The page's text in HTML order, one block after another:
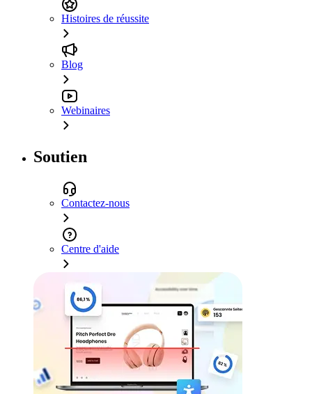
Histoires de réussite
Blog
Webinaires
Soutien
Contactez-nous
Centre d'aide